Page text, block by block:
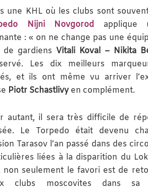
une KHL où les clubs sont
Nijni Novgorod applique
: « on ne change pas une
de gardiens Vitali Koval – Nikita
Les dix meilleurs
et ils ont même vu arriver
Piotr Schastlivyen complément.
autant, il sera très difficile de
Le Torpedo était devenu
Tarasov l’an passé dans des
liées à la disparition du
non seulement le favori est de
clubs moscovites dans sa